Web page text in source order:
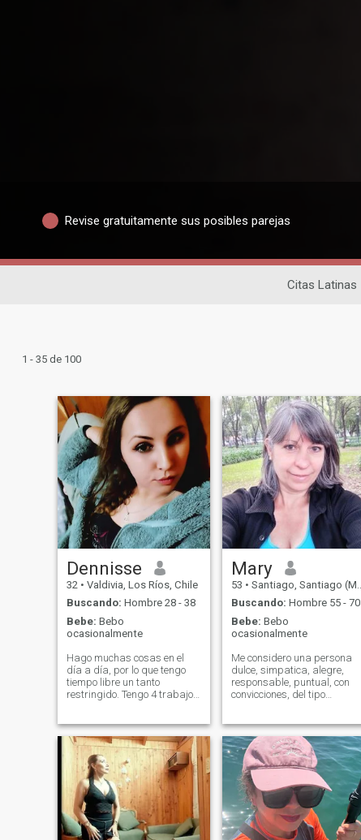
Revise gratuitamente sus posibles parejas
Citas Latinas
1 - 35 de 100
Dennisse
32 • Valdivia, Los Ríos, Chile
Buscando: Hombre 28 - 38
Bebe: Bebo
ocasionalmente
Hago muchas cosas en el
día a día, por lo que tengo
tiempo libre un tanto
restringido. Tengo 4 trabajos
mascotas, que son como mis
hijos. También soy
compositora indie-country y
voluntaria en un refugio de
animales. Soy bastante
independiente y disfruto de
mi espacio y tiempo
personal. Me gusta conocer
gente nueva y ampliar mis
Mary
53 • Santiago, Santiago (Metro), Chile
Buscando: Hombre 55 - 70
Bebe: Bebo
ocasionalmente
Me considero una persona
dulce, simpatica, alegre,
responsable, puntual, con
convicciones, del tipo
conversación, soy bastante
hogareña pero de vez en
cuando me gustaría salir
con mi pareja a comer,
bailar, conocer algún sitio
interesante (genial si es
histórico) o a actividades
culturales (cine, teatro,
museos). Por lo que he leído